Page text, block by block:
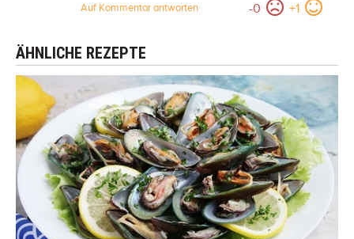
-0 +1
Auf Kommentar antworten
ÄHNLICHE REZEPTE